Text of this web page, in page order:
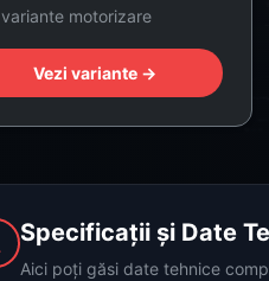
variante motorizare
Vezi variante →
Specificații și Date
Aici poți găsi date tehnice